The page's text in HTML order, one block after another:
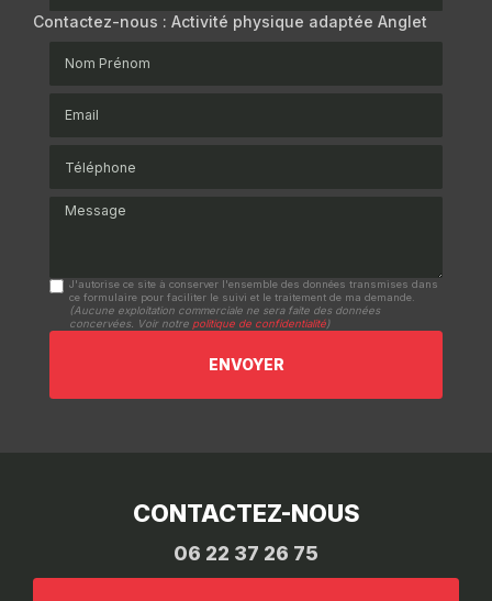
Contactez-nous : Activité physique adaptée Anglet
Message
J'autorise ce site à conserver l'ensemble des données transmises dans
ce formulaire pour faciliter le suivi et le traitement de ma demande.
(Aucune exploitation commerciale ne sera faite des données
concervées. Voir notre politique de confidentialité)
CONTACTEZ-NOUS
06 22 37 26 75